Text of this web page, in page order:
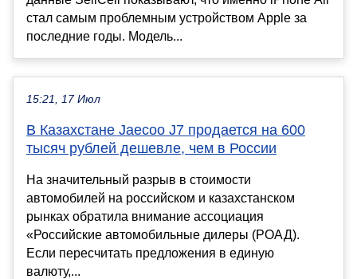
стал самым проблемным устройством Apple за
последние годы. Модель...
15:21, 17 Июл
В Казахстане Jaecoo J7 продается на 600
тысяч рублей дешевле, чем в России
На значительный разрыв в стоимости
автомобилей на российском и казахстанском
рынках обратила внимание ассоциация
«Российские автомобильные дилеры (РОАД).
Если пересчитать предложения в единую
валюту,...